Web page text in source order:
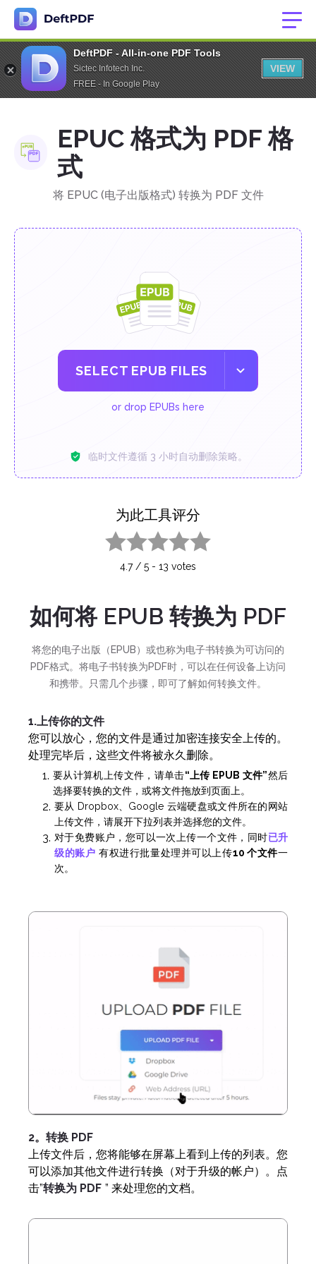
DeftPDF - All-in-one PDF Tools
Sictec Infotech Inc.
FREE - In Google Play
VIEW
EPUC 格式为 PDF 格
式
将 EPUC (电子出版格式) 转换为 PDF 文件
SELECT EPUB FILES
or drop EPUBs here
临时文件遵循 3 小时自动删除策略。
为此工具评分
4.7/ 5 - 13 votes
如何将 EPUB 转换为 PDF
将您的电子出版（EPUB）或也称为电子书转换为可访问的
PDF格式。将电子书转换为PDF时，可以在任何设备上访问
和携带。只需几个步骤，即可了解如何转换文件。
1.上传你的文件
您可以放心，您的文件是通过加密连接安全上传的。
处理完毕后，这些文件将被永久删除。
要从计算机上传文件，请单击“上传 EPUB 文件”然后
选择要转换的文件，或将文件拖放到页面上。
要从 Dropbox、Google 云端硬盘或文件所在的网站
上传文件，请展开下拉列表并选择您的文件。
对于免费账户，您可以一次上传一个文件，同时已升
级的账户 有权进行批量处理并可以上传10 个文件一
次。
2。转换 PDF
上传文件后，您将能够在屏幕上看到上传的列表。您
可以添加其他文件进行转换（对于升级的帐户）。点
击”转换为 PDF ” 来处理您的文档。